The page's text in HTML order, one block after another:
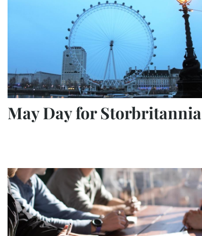
May Day for Storbritannia